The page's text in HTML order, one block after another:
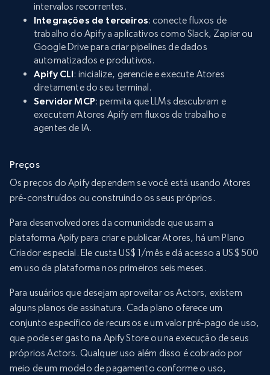
intervalos recorrentes.
Integrações de terceiros: conecte fluxos de
trabalho do Apify a aplicativos como Slack, Zapier ou
Google Drive para criar pipelines de dados
automatizados e produtivos.
Apify CLI: inicialize, gerencie e execute Atores
diretamente do seu terminal.
Servidor MCP: permita que LLMs descubram e
executem Atores Apify em fluxos de trabalho e
agentes de IA.
Preços
Os preços do Apify dependem se você está usando Atores
pré-construídos ou construindo os seus próprios.
Para desenvolvedores da comunidade que usam a
plataforma Apify para criar e publicar Atores, há um Plano
Criador especial. Ele custa US$ 1/mês e dá acesso a US$ 500
em uso da plataforma nos primeiros seis meses.
Para usuários que desejam aproveitar os Actors, existem
alguns planos de assinatura. Cada plano oferece um
conjunto específico de recursos e um valor pré-pago de uso,
que pode ser gasto na Apify Store ou na execução de seus
próprios Actors. Qualquer uso além disso é cobrado por
meio de um modelo de pagamento conforme o uso,